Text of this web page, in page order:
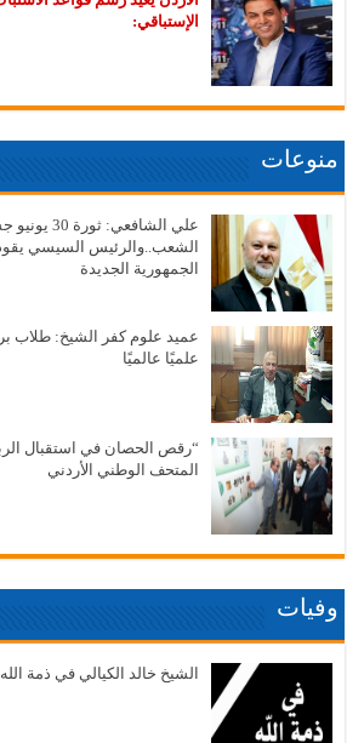
الإستباقي:
منوعات
علي الشافعي:
الشعب..والرئيس السيسي يقود
الجمهورية الجديدة
عميد علوم كفر الشيخ: طلاب
علميًا عالميًا
“رقص الحصان في استقبال
المتحف الوطني الأردني
وفيات
الشيخ خالد الكيالي في ذمة الله